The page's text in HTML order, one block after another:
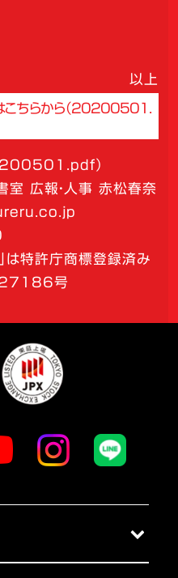
以上
こちらから（20200501.
）
室 広報・人事 赤松春奈
は特許庁商標登録済み
号